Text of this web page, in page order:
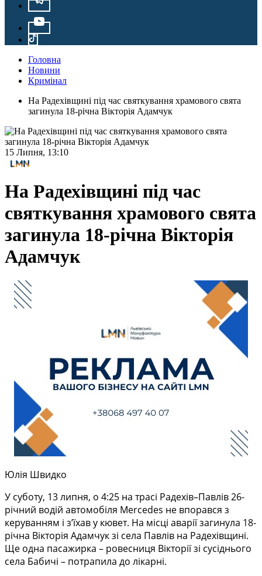
Головна
Новини
Кримінал
На Радехівщині під час святкування храмового свята
загинула 18-річна Вікторія Адамчук
15 Липня, 13:10
На Радехівщині під час
святкування храмового свята
загинула 18-річна Вікторія
Адамчук
Юлія Швидко
У суботу, 13 липня, о 4:25 на трасі Радехів–Павлів 26-
річний водій автомобіля Mercedes не впорався з
керуванням і з’їхав у кювет. На місці аварії загинула 18-
річна Вікторія Адамчук зі села Павлів на Радехівщині.
Ще одна пасажирка – ровесниця Вікторії зі сусіднього
села Бабичі – потрапила до лікарні.